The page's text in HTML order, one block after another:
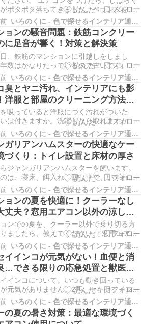
ポタポタ落ちてきました。ベランダを確
、エアコンの室外機のドレンホースが隣
貸アパートです)のベランダの排水溝に流れ
なっていますが、排水溝にゴミがたまって
最近の多雨の影響か、隣部屋のベランダは5
…
いろのくに - 色で探せるインテリア通販サイト
ョンの騒音問題：鉄筋コンクリー
に足音が響く！対策と解決策
、鉄筋のマンションに引越しをしまし
数はかなりたっているので古いです。私
木造にしか住んだことがなかったので、
ンクリートの作りだとかなり静かなのでは
思っていました。しかし、上の住人の生
るさくて仕方ありません。（もちろん通
をする上で…
いろのくに - 色で探せるインテリア通販サイト
臭とヤニ汚れ、インテリアにも影
洋服と部屋のクリーニング方法徹
吸っていると洋服につく汚れがついた
は付きますか。洗濯したら取れますか タ
る洋服への影響：ヤニ汚れと臭いの原因
吸うと、洋服にヤニ汚れや臭いが付着す
実です。これは、タバコの煙に含まれる
ニコチンなどの成分が繊維に付着するた
。特に、…
いろのくに - 色で探せるインテリア通販サイト
ガリアンハムスターの快適なケー
づくり：トイレ設置と床材の厚さ
ジャンガリアンハムスターを飼います。
は、寝床、餌入れ、回し車で、いずれも
中にセットで入っていたものです。もう
ろセットしたんですが、トイレを置くとこ
いことに気付きました。どうすればいいで
か…あと、敷物は２センチほどですが、薄
か？日当…
いろのくに - 色で探せるインテリア通販サイト
ョンの夏を快適に！クーラーなし
丈夫？窓用エアコン以外の涼しい
方
ンでの夏を、クーラー以外で乗り切る方
ましたら、教えてください。 窓用エアコ
けれないのですが、なるべくなら付けた
ません。 クーラー無しで夏を乗り切ること
ですか？ 今年、秋に古い戸建てから、賃貸
ンに引っ越しました。 ２LDKに家族3人で
いろのくに - 色で探せるインテリア通販サイト
イインコが元気がない！血便と消
…できる限りの応急処置と獣医へ
インコについて。いつも動き回っている
元気がありません。2匹、セキセイインコ
いるんですがそのうちの一匹(6歳メス)の
ありません。また、血便をしていていつも
らませないのにふくらませています。部
いろのくに - 色で探せるインテリア通販サイト
の夏の暑さ対策：最適な環境づく